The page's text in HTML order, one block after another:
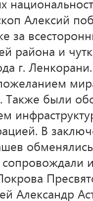
Алексий
за
района и
г.
Также были
В
Александр